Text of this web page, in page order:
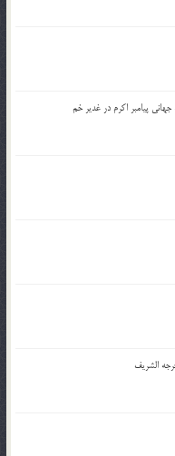
پیامبر اکرم در غدیر خم
الشريف